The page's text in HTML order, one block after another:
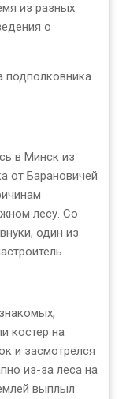
из разных
о
подполковника
в Минск из
от Барановичей
лесу. Со
один из
костер на
и засмотрелся
из-за леса на
выплыл